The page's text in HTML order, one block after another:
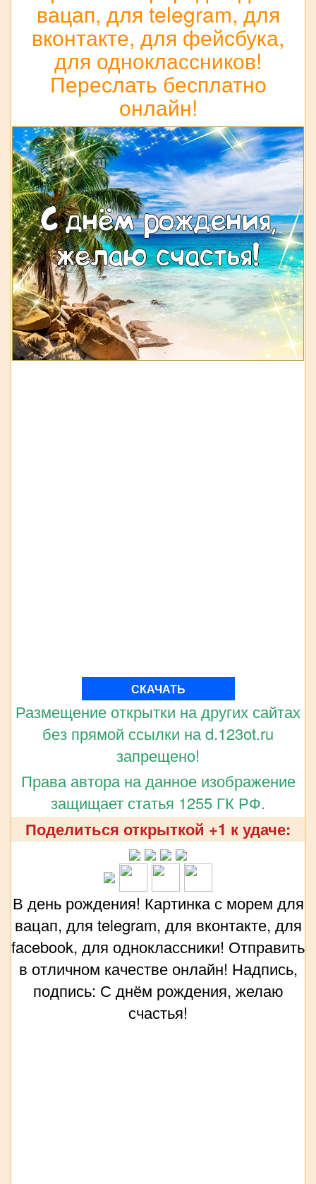
вацап, для telegram, для
вконтакте, для фейсбука,
для одноклассников!
Переслать бесплатно
онлайн!
СКАЧАТЬ
Размещение открытки на других сайтах
без прямой ссылки на d.123ot.ru
запрещено!
Права автора на данное изображение
защищает статья 1255 ГК РФ.
Поделиться открыткой +1 к удаче:
В день рождения! Картинка с морем для
вацап, для telegram, для вконтакте, для
facebook, для одноклассники! Отправить
в отличном качестве онлайн! Надпись,
подпись: С днём рождения, желаю
счастья!